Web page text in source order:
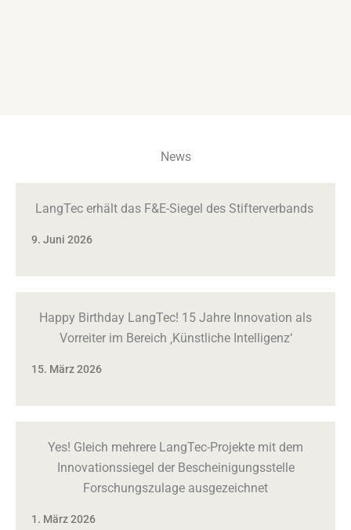
News
LangTec erhält das F&E-Siegel des Stifterverbands
9. Juni 2026
Happy Birthday LangTec! 15 Jahre Innovation als
Vorreiter im Bereich ‚Künstliche Intelligenz‘
15. März 2026
Yes! Gleich mehrere LangTec-Projekte mit dem
Innovationssiegel der Bescheinigungsstelle
Forschungszulage ausgezeichnet
1. März 2026